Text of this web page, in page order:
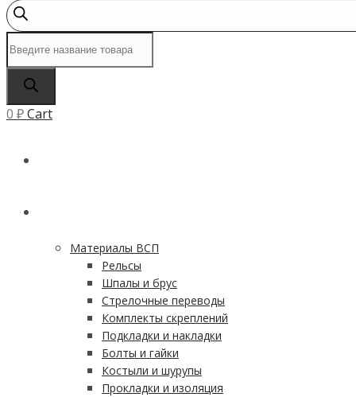
товаров
0 ₽Cart
Материалы ВСП
Рельсы
Шпалы и брус
Стрелочные переводы
Комплекты скреплений
Подкладки и накладки
Болты и гайки
Костыли и шурупы
Прокладки и изоляция